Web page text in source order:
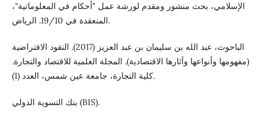
الإسلامي، بحث منشور ومقدم لورشة عمل "أحكام في المعلوماتية"،
المنعقدة في 19/10. الرياض.
الباحوث، عبد الله بن سليمان بن عبد العزيز (2017). النقود الافتراضية
(مفهومها وأنواعها وآثارها الاقتصادية). المجلة العلمية للاقتصاد والتجارة.
كلية التجارة، جامعة عين شمس، العدد (1).
بنك التسوية الدولي (BIS).